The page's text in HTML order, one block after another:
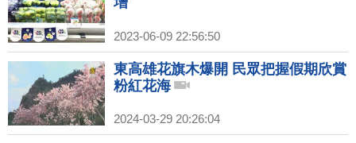
2023-06-09 22:56:50
東高雄花旗木爆開 民眾把握假期欣賞
粉紅花海
2024-03-29 20:26:04